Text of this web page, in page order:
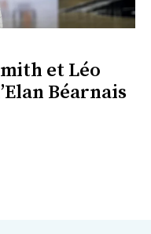
et Léo
Béarnais